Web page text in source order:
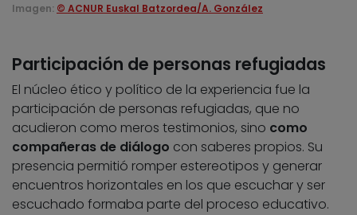
Imagen: © ACNUR Euskal Batzordea/A. González
Participación de personas refugiadas
El núcleo ético y político de la experiencia fue la
participación de personas refugiadas, que no
acudieron como meros testimonios, sino como
compañeras de diálogo con saberes propios. Su
presencia permitió romper estereotipos y generar
encuentros horizontales en los que escuchar y ser
escuchado formaba parte del proceso educativo.